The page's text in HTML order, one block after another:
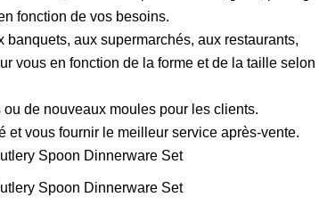
fonction de vos besoins.
aux supermarchés, aux restaurants,
vous en fonction de la forme et de la taille selon
de nouveaux moules pour les clients.
vous fournir le meilleur service après-vente.